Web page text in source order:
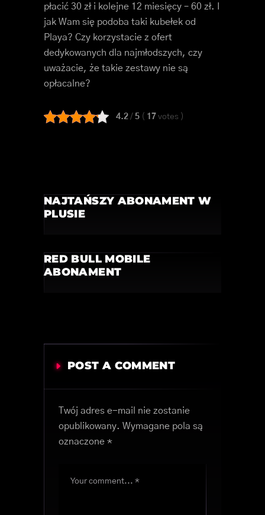
płacić 30 zł i kolejne 12 miesięcy – 60 zł. I
jak Wam się podoba taki kubełek od
Playa? Czy korzystacie z ofert
dedykowanych dla najmłodszych, czy
uważacie, że takie zestawy nie są
opłacalne?
4.2 / 5 ( 17 votes )
NAJTAŃSZY ABONAMENT W
PLUSIE
RED BULL MOBILE
ABONAMENT
POST A COMMENT
Twój adres e-mail nie zostanie
opublikowany. Wymagane pola są
oznaczone *